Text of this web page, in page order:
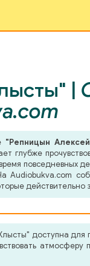
|
"Репницын
глубже
повседневных
действительно
доступна для